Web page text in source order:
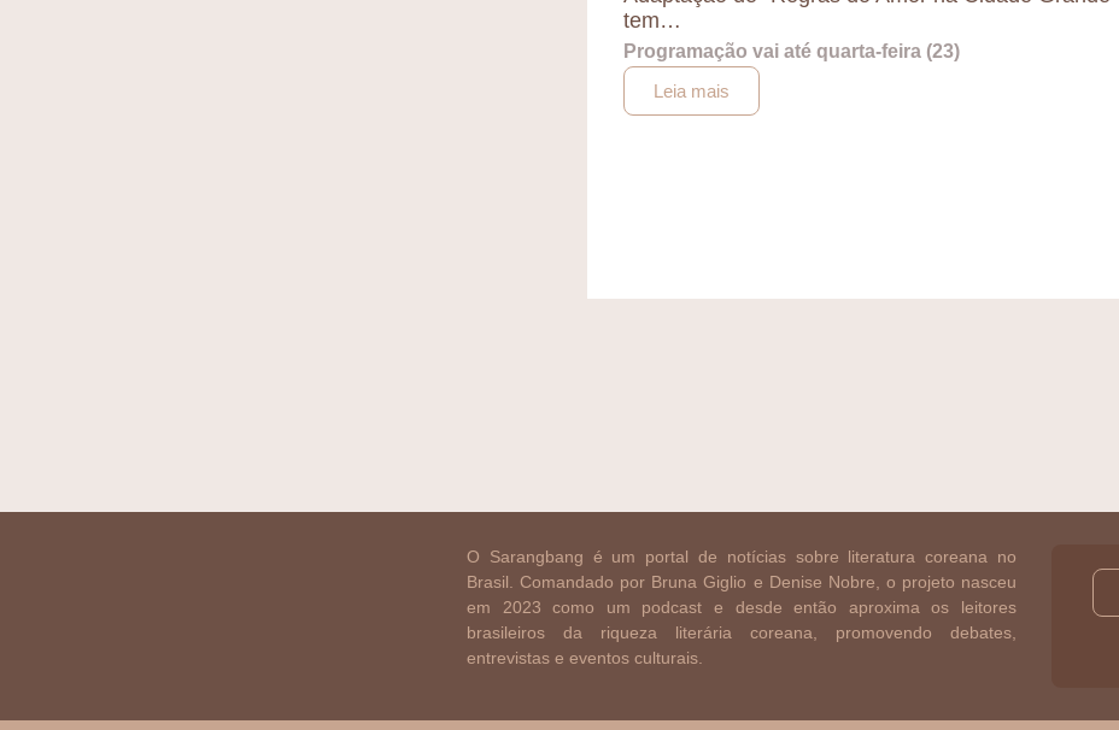
tem…
Programação vai até quarta-feira (23)
Leia mais
O Sarangbang é um portal de notícias sobre literatura coreana no
Brasil. Comandado por Bruna Giglio e Denise Nobre, o projeto nasceu
em 2023 como um podcast e desde então aproxima os leitores
brasileiros da riqueza literária coreana, promovendo debates,
entrevistas e eventos culturais.